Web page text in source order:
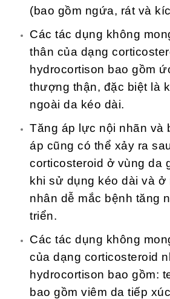
(bao gồm ngứa, rát và
Các tác dụng không
thân của dạng
hydrocortison bao gồm
thượng thận, đặc biệt là
ngoài da kéo dài.
Tăng áp lực nội nhãn và
áp cũng có thể xảy ra
corticosteroid ở vùng da
khi sử dụng kéo dài và ở
nhân dễ mắc bệnh tăng
triển.
Các tác dụng không
của dạng corticosteroid
hydrocortison bao gồm:
bao gồm viêm da tiếp